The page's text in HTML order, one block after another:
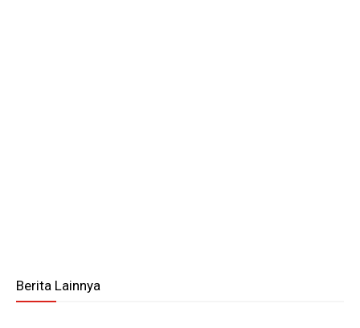
Berita Lainnya